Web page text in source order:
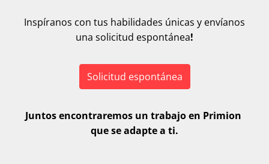
Inspíranos con tus habilidades únicas y envíanos
una solicitud espontánea!
Solicitud espontánea
Juntos encontraremos un trabajo en Primion
que se adapte a ti.